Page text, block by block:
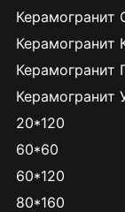
Керамогранит
Керамогранит
Керамогранит
Керамогранит
20*120
60*60
60*120
80*160